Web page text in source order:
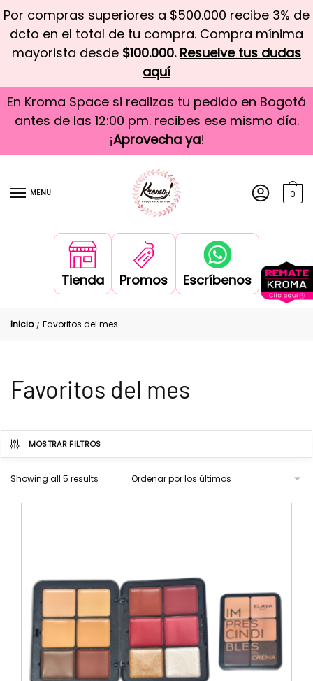
Por compras superiores a $500.000 recibe 3% de
dcto en el total de tu compra. Compra mínima
mayorista desde $100.000. Resuelve tus dudas
aquí
En Kroma Space si realizas tu pedido en Bogotá
antes de las 12:00 pm. recibes ese mismo día.
¡Aprovecha ya!
MENU 0
Tienda Promos Escríbenos
Inicio / Favoritos del mes
Favoritos del mes
MOSTRAR FILTROS
Showing all 5 results